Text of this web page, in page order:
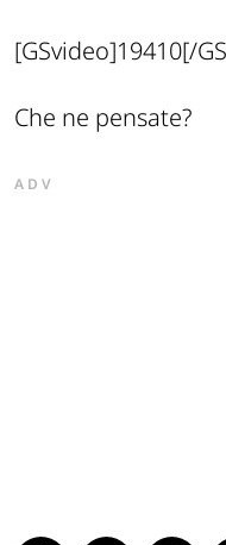
[GSvideo]19410[/
Che ne pensate?
ADV